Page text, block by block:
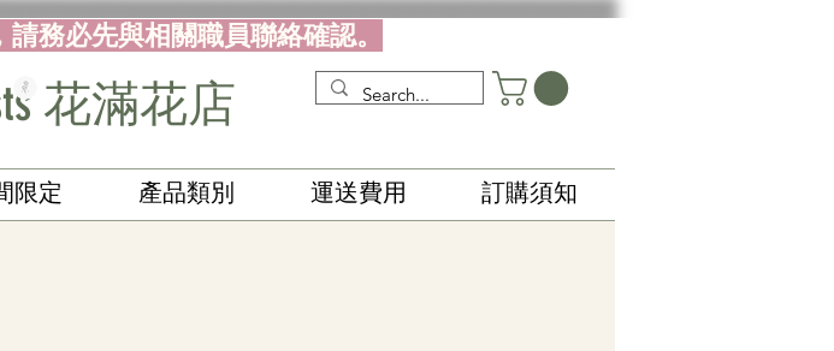
務必先與相關職員聯絡確認。
花滿花店
限定 產品類別 運送費用 訂購須知